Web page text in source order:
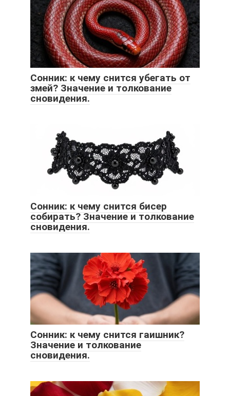
Сонник: к чему снится убегать от
змей? Значение и толкование
сновидения.
Сонник: к чему снится бисер
собирать? Значение и толкование
сновидения.
Сонник: к чему снится гаишник?
Значение и толкование
сновидения.